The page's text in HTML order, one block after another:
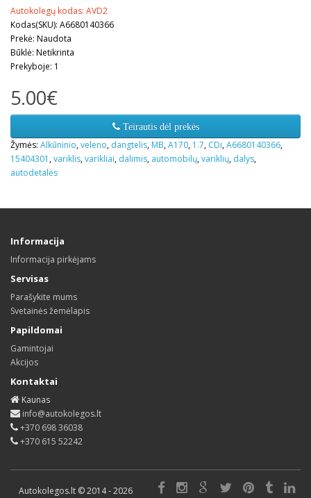
Autokolegų kodas: AVD2
Kodas(SKU): A6680140366
Prekė: Naudota
Būklė: Netikrinta
Prekyboje: 1
5.00€
Teirautis dėl prekės
Žymės: Alkūninio,veleno, dangtelis, MB,A170, 1.7, CDi,A6680140366,
15404301 ,variklis,varikliai, dalimis, automobilų,variklių, dalys,
autodetalės
Informacija
Informacija pirkėjams
Servisas
Parašykite mums
Svetainės žemėlapis
Papildomai
Gamintojai
Akcijos
Kontaktai
Kaunas
info@autokolegos.lt
+370 698 36038
+370 615 52242
Autokolegos.lt © 2014 - 2026